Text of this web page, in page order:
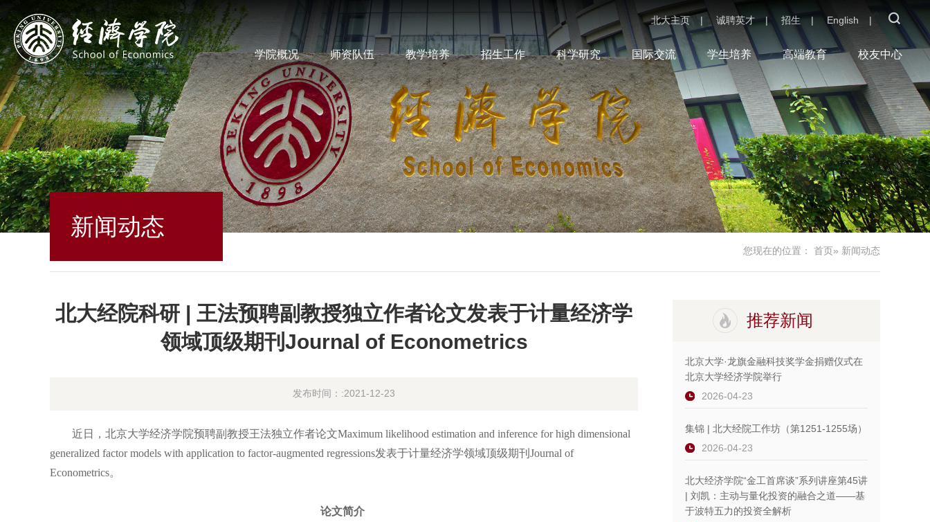
北大主页 | 诚聘英才 | 招生 | English |
学院概况 师资队伍 教学培养 招生工作 科学研究 国际交流 学生培养 高端教育 校友中心
新闻动态
您现在的位置： 首页» 新闻动态
推荐新闻
北京大学·龙旗金融科技奖学金捐赠仪式在
北京大学经济学院举行
2026-04-23
集锦 | 北大经院工作坊（第1251-1255场）
2026-04-23
北大经济学院“金工首席谈”系列讲座第45讲
| 刘凯：主动与量化投资的融合之道——基
于波特五力的投资全解析
北大经院科研 | 王法预聘副教授独立作者论文发表于计量经济学
领域顶级期刊Journal of Econometrics
发布时间：:2021-12-23
近日，北京大学经济学院预聘副教授王法独立作者论文Maximum likelihood estimation and inference for high dimensional
generalized factor models with application to factor-augmented regressions发表于计量经济学领域顶级期刊Journal of
Econometrics。
论文简介